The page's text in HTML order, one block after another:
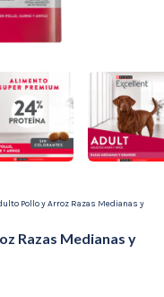
Pollo y Arroz Razas Medianas y
Razas Medianas y